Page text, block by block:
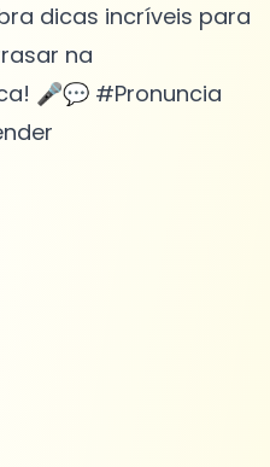
dicas incríveis para
na
🎤💬 #Pronuncia